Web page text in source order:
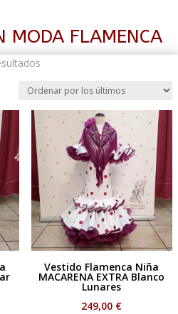
MODA FLAMENCA
Ordenado
los
últimos
Vestido Flamenca Niña
MACARENA EXTRA Blanco
Lunares
249,00 €